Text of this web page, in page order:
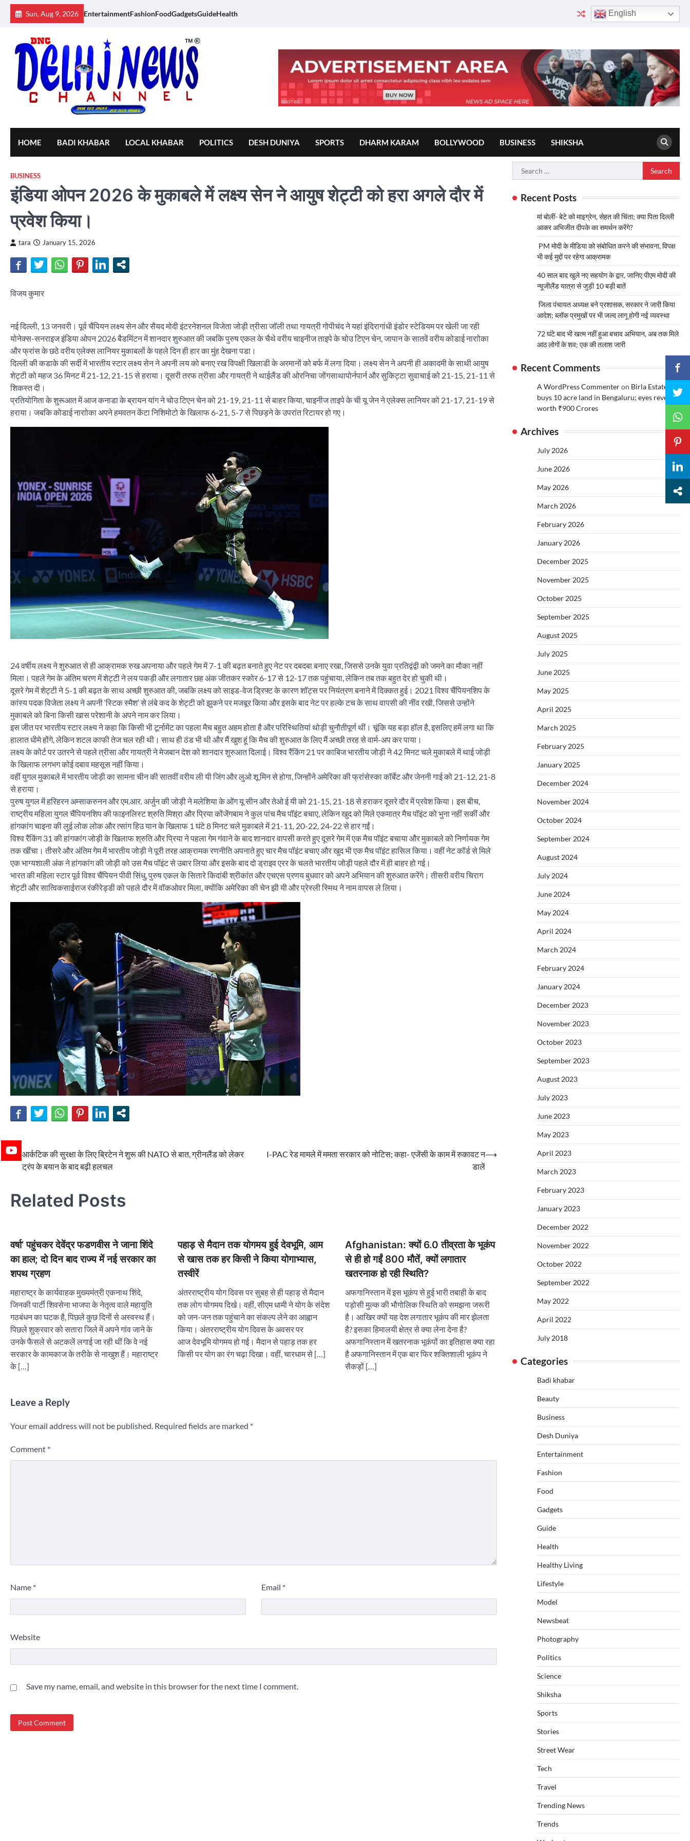
Skip
Sun, Aug 9, 2026 EntertainmentFashionFoodGadgetsGuideHealth English
HOME BADI KHABAR LOCAL KHABAR POLITICS DESH DUNIYA SPORTS DHARM KARAM BOLLYWOOD BUSINESS SHIKSHA
BUSINESS
इंडिया ओपन 2026 के मुकाबले में लक्ष्य सेन ने आयुष शेट्टी को हरा अगले दौर में
प्रवेश किया।
tara January 15, 2026
विजय कुमार
नई दिल्ली, 13 जनवरी। पूर्व चैंपियन लक्ष्य सेन और सैयद मोदी इंटरनेशनल विजेता जोड़ी त्रीसा जॉली तथा गायत्री गोपीचंद ने यहां इंदिरागांधी इंडोर स्टेडियम पर खेली जा रही
योनेक्स-सनराइज इंडिया ओपन 2026 बैडमिंटन में शानदार शुरुआत की जबकि पुरुष एकल के चैथे वरीय चाइनीज ताइपे के चोउ टिएन चेन, जापान के सातवें वरीय कोडाई नाराोका
और फ्रांस के छठे वरीय एलेक्स लानियर मुकाबलों के पहले दिन ही हार का मुंह देखना पडा।
दिल्ली की कडाके की सर्दी में भारतीय स्टार लक्ष्य सेन ने अपनी लय को बनाए रख विपक्षी खिलाडी के अरमानों को बर्फ में लगा दिया। लक्ष्य सेन ने अपनी ही अकादमी के साथी आयुष
शेट्टी को महज 36 मिनट में 21-12, 21-15 से हराया। दूसरी तरफ त्रीसा और गायत्री ने थाईलैंड की ओरनिचा जोंगसाथापोर्नपार्न और सुकिट्टा सुवाचाई को 21-15, 21-11 से
शिकस्त दी।
प्रतियोगिता के शुरूआत में आज कनाडा के ब्रायन यांग ने चोउ टिएन चेन को 21-19, 21-11 से बाहर किया, चाइनीज ताइपे के ची यू जेन ने एलेक्स लानियर को 21-17, 21-19 से
हराया। जबकि कोडाई नाराोका अपने हमवतन केंटा निशिमोटो के खिलाफ 6-21, 5-7 से पिछड़ने के उपरांत रिटायर हो गए।
24 वर्षीय लक्ष्य ने शुरुआत से ही आक्रामक रुख अपनाया और पहले गेम में 7-1 की बढ़त बनाते हुए नेट पर दबदबा बनाए रखा, जिससे उनके युवा प्रतिद्वंद्वी को जमने का मौका नहीं
मिला। पहले गेम के अंतिम चरण में शेट्टी ने लय पकड़ी और लगातार छह अंक जीतकर स्कोर 6-17 से 12-17 तक पहुंचाया, लेकिन तब तक बहुत देर हो चुकी थी।
दूसरे गेम में शेट्टी ने 5-1 की बढ़त के साथ अच्छी शुरुआत की, जबकि लक्ष्य को साइड-वेज ड्रिफ्ट के कारण शॉट्स पर नियंत्रण बनाने में दिक्कत हुई। 2021 विश्व चैंपियनशिप के
कांस्य पदक विजेता लक्ष्य ने अपनी ‘स्टिक स्मैश’ से लंबे कद के शेट्टी को झुकने पर मजबूर किया और इसके बाद नेट पर हल्के टच के साथ वापसी की नींव रखी, जिससे उन्होंने
मुकाबले को बिना किसी खास परेशानी के अपने नाम कर लिया।
इस जीत पर भारतीय स्टार लक्ष्य ने कहा कि किसी भी टूर्नामेंट का पहला मैच बहुत अहम होता है और परिस्थितियां थोड़ी चुनौतीपूर्ण थीं। चूंकि यह बड़ा हॉल है, इसलिए हमें लगा था कि
हालात धीमे होंगे, लेकिन शटल काफी तेज चल रही थी। साथ ही ठंड भी थी और मैं खुश हूं कि मैच की शुरुआत के लिए मैं अच्छी तरह से वार्म-अप कर पाया।
लक्ष्य के कोर्ट पर उतरने से पहले त्रीसा और गायत्री ने मेजबान देश को शानदार शुरुआत दिलाई। विश्व रैंकिंग 21 पर काबिज भारतीय जोड़ी ने 42 मिनट चले मुकाबले में थाई जोड़ी
के खिलाफ लगभग कोई दबाव महसूस नहीं किया।
वहीं युगल मुकाबले में भारतीय जोड़ी का सामना चीन की सातवीं वरीय ली यी जिंग और लुओ शू मिन से होगा, जिन्होंने अमेरिका की फ्रांसेस्का कॉर्बेट और जेननी गाई को 21-12, 21-8
से हराया।
पुरुष युगल में हरिहरन अम्साकरुनन और एम.आर. अर्जुन की जोड़ी ने मलेशिया के ओंग यू सीन और तेओ ई यी को 21-15, 21-18 से हराकर दूसरे दौर में प्रवेश किया। इस बीच,
राष्ट्रीय महिला युगल चैंपियनशिप की फाइनलिस्ट श्रुति मिश्रा और प्रिया कोंजेंगबाम ने कुल पांच मैच पॉइंट बचाए, लेकिन खुद को मिले एकमात्र मैच पॉइंट को भुना नहीं सकीं और
हांगकांग चाइना की लुई लोक लोक और त्सांग हिउ यान के खिलाफ 1 घंटे 8 मिनट चले मुकाबले में 21-11, 20-22, 24-22 से हार गईं।
विश्व रैंकिंग 31 की हांगकांग जोड़ी के खिलाफ श्रुति और प्रिया ने पहला गेम गंवाने के बाद शानदार वापसी करते हुए दूसरे गेम में एक मैच पॉइंट बचाया और मुकाबले को निर्णायक गेम
तक खींचा। तीसरे और अंतिम गेम में भारतीय जोड़ी ने पूरी तरह आक्रामक रणनीति अपनाते हुए चार मैच पॉइंट बचाए और खुद भी एक मैच पॉइंट हासिल किया। वहीं नेट कॉर्ड से मिले
एक भाग्यशाली अंक ने हांगकांग की जोड़ी को उस मैच पॉइंट से उबार लिया और इसके बाद दो ड्राइव एरर के चलते भारतीय जोड़ी पहले दौर में ही बाहर हो गई।
भारत की महिला स्टार पूर्व विश्व चैंपियन पीवी सिंधु, पुरुष एकल के सितारे किदांबी श्रीकांत और एचएस प्रणय बुधवार को अपने अभियान की शुरुआत करेंगे। तीसरी वरीय चिराग
शेट्टी और सात्विकसाईराज रंकीरेड्डी को पहले दौर में वॉकओवर मिला, क्योंकि अमेरिका की चेन झी यी और प्रेस्ली स्मिथ ने नाम वापस ले लिया।
Post
navigation
⟵ आर्कटिक की सुरक्षा के लिए ब्रिटेन ने शुरू की NATO से बात, ग्रीनलैंड को लेकर
ट्रंप के बयान के बाद बढ़ी हलचल
I-PAC रेड मामले में ममता सरकार को नोटिस; कहा- एजेंसी के काम में रुकावट न
डालें
⟶
Related Posts
वर्षा’ पहुंचकर देवेंद्र फडणवीस ने जाना शिंदे
का हाल; दो दिन बाद राज्य में नई सरकार का
शपथ ग्रहण
महाराष्ट्र के कार्यवाहक मुख्यमंत्री एकनाथ शिंदे,
जिनकी पार्टी शिवसेना भाजपा के नेतृत्व वाले महायुति
गठबंधन का घटक है, पिछले कुछ दिनों से अस्वस्थ हैं।
पिछले शुक्रवार को सतारा जिले में अपने गांव जाने के
उनके फैसले से अटकलें लगाई जा रही थीं कि वे नई
सरकार के कामकाज के तरीके से नाखुश हैं। महाराष्ट्र
के […]
पहाड़ से मैदान तक योगमय हुई देवभूमि, आम
से खास तक हर किसी ने किया योगाभ्यास,
तस्वीरें
अंतरराष्ट्रीय योग दिवस पर सुबह से ही पहाड़ से मैदान
तक लोग योगमय दिखे। वहीं, सीएम धामी ने योग के संदेश
को जन-जन तक पहुंचाने का संकल्प लेने का आह्वान
किया। अंतरराष्ट्रीय योग दिवस के अवसर पर
आज देवभूमि योगमय हो गई। मैदान से पहाड़ तक हर
किसी पर योग का रंग चढ़ा दिखा। वहीं, चारधाम से […]
Afghanistan: क्यों 6.0 तीव्रता के भूकंप
से ही हो गईं 800 मौतें, क्यों लगातार
खतरनाक हो रही स्थिति?
अफगानिस्तान में इस भूकंप से हुई भारी तबाही के बाद
पड़ोसी मुल्क की भौगोलिक स्थिति को समझना जरूरी
है। आखिर क्यों यह देश लगातार भूकंप की मार झेलता
है? इसका हिमालयी क्षेत्र से क्या लेना देना है?
अफगानिस्तान में खतरनाक भूकंपों का इतिहास क्या रहा
है अफगानिस्तान में एक बार फिर शक्तिशाली भूकंप ने
सैकड़ों […]
Leave a Reply
Your email address will not be published. Required fields are marked *
Comment *
Name * Email *
Website
Save my name, email, and website in this browser for the next time I comment.
Search
for:
Recent Posts
मां बोलीं- बेटे को माइग्रेन, सेहत की चिंता; क्या पिता दिल्ली
आकर अभिजीत दीपके का समर्थन करेंगे?
PM मोदी के मीडिया को संबोधित करने की संभावना, विपक्ष
भी कई मुद्दों पर रहेगा आक्रामक
40 साल बाद खुले नए सहयोग के द्वार, जानिए पीएम मोदी की
न्यूजीलैंड यात्रा से जुड़ी 10 बड़ी बातें
जिला पंचायत अध्यक्ष बने प्रशासक, सरकार ने जारी किया
आदेश; ब्लॉक प्रमुखों पर भी जल्द लागू होगी नई व्यवस्था
72 घंटे बाद भी खत्म नहीं हुआ बचाव अभियान, अब तक मिले
आठ लोगों के शव; एक की तलाश जारी
Recent Comments
A WordPress Commenteron Birla Estates
buys 10 acre land in Bengaluru; eyes revenue
worth ₹900 Crores
Archives
July 2026
June 2026
May 2026
March 2026
February 2026
January 2026
December 2025
November 2025
October 2025
September 2025
August 2025
July 2025
June 2025
May 2025
April 2025
March 2025
February 2025
January 2025
December 2024
November 2024
October 2024
September 2024
August 2024
July 2024
June 2024
May 2024
April 2024
March 2024
February 2024
January 2024
December 2023
November 2023
October 2023
September 2023
August 2023
July 2023
June 2023
May 2023
April 2023
March 2023
February 2023
January 2023
December 2022
November 2022
October 2022
September 2022
May 2022
April 2022
July 2018
Categories
Badi khabar
Beauty
Business
Desh Duniya
Entertainment
Fashion
Food
Gadgets
Guide
Health
Healthy Living
Lifestyle
Model
Newsbeat
Photography
Politics
Science
Shiksha
Sports
Stories
Street Wear
Tech
Travel
Trending News
Trends